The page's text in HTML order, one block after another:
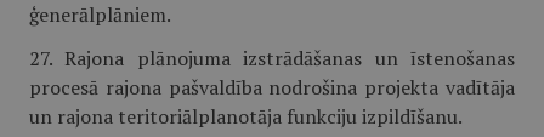
ģenerālplāniem.
27. Rajona plānojuma izstrādāšanas un īstenošanas
procesā rajona pašvaldība nodrošina projekta vadītāja
un rajona teritoriālplanotāja funkciju izpildīšanu.